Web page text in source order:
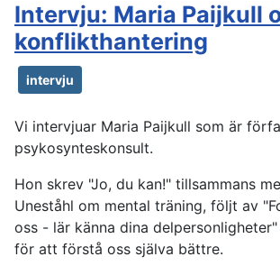
Intervju: Maria Paijkull
konflikthantering
intervju
Vi intervjuar Maria Paijkull som är
psykosynteskonsult.
Hon skrev "Jo, du kan!" tillsammans
Uneståhl om mental träning, följt av
oss - lär känna dina
för att förstå oss själva bättre.